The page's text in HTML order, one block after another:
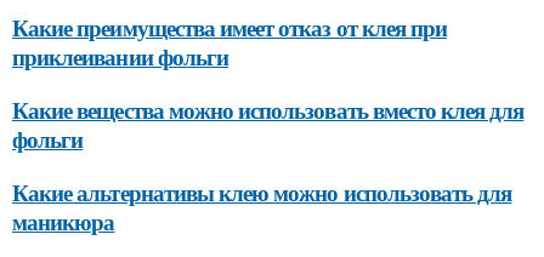
Какие преимущества имеет отказ от клея при
приклеивании фольги
Какие вещества можно использовать вместо клея для
фольги
Какие альтернативы клею можно использовать для
маникюра